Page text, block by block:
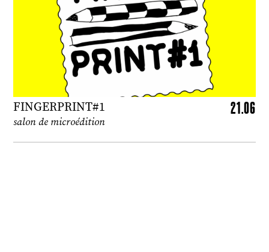
FINGERPRINT#1 21.06
salon de microédition